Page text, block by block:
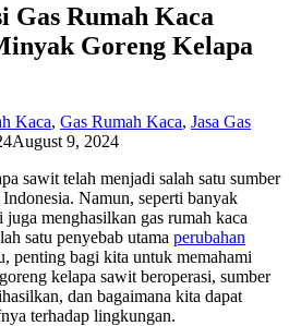
Gas Rumah Kaca
Goreng Kelapa
Kaca, Gas Rumah Kaca, Jasa Gas
August 9, 2024
sawit telah menjadi salah satu sumber
Namun, seperti banyak
menghasilkan gas rumah kaca
satu penyebab utama perubahan
penting bagi kita untuk memahami
kelapa sawit beroperasi, sumber
dan bagaimana kita dapat
terhadap lingkungan.